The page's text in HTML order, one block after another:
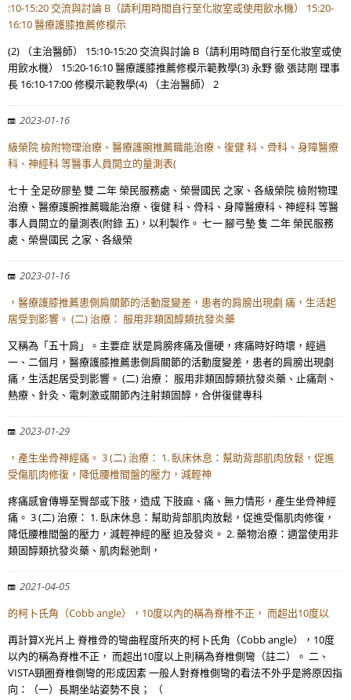
:10-15:20 交流與討論 B（請利用時間自行至化妝室或使用飲水機） 15:20-
16:10 醫療護膝推薦修模示
(2) （主治醫師） 15:10-15:20 交流與討論 B（請利用時間自行至化妝室或使
用飲水機） 15:20-16:10 醫療護膝推薦修模示範教學(3) 永野 徹 張誌剛 理事
長 16:10-17:00 修模示範教學(4) （主治醫師） 2
2023-01-16
級榮院 檢附物理治療、醫療護腕推薦職能治療、復健 科、骨科、身障醫療
科、神經科 等醫事人員開立的量測表(
七十 全足矽膠墊 雙 二年 榮民服務處、榮譽國民 之家、各級榮院 檢附物理
治療、醫療護腕推薦職能治療、復健 科、骨科、身障醫療科、神經科 等醫
事人員開立的量測表(附錄 五)，以利製作。 七一 腳弓墊 隻 二年 榮民服務
處、榮譽國民 之家、各級榮
2023-01-16
，醫療護膝推薦患側肩關節的活動度變差，患者的肩膀出現劇 痛，生活起
居受到影響。 (二) 治療： 服用非類固醇類抗發炎藥
又稱為「五十肩」。主要症 狀是肩膀疼痛及僵硬，疼痛時好時壞，經過
一、二個月，醫療護膝推薦患側肩關節的活動度變差，患者的肩膀出現劇
痛，生活起居受到影響。 (二) 治療： 服用非類固醇類抗發炎藥、止痛劑、
熱療、針灸、電刺激或關節內注射類固醇，合併復健專科
2023-01-29
，產生坐骨神經痛。 3 (二) 治療： 1. 臥床休息：幫助背部肌肉放鬆，促進
受傷肌肉修復，降低腰椎間盤的壓力，減輕神
疼痛感會傳導至臀部或下肢，造成 下肢麻、痛、無力情形，產生坐骨神經
痛。 3 (二) 治療： 1. 臥床休息：幫助背部肌肉放鬆，促進受傷肌肉修復，
降低腰椎間盤的壓力，減輕神經的壓 迫及發炎。 2. 藥物治療：適當使用非
類固醇類抗發炎藥、肌肉鬆弛劑，
2021-04-05
的柯卜氏角（Cobb angle），10度以內的稱為脊椎不正， 而超出10度以
再計算X光片上 脊椎骨的彎曲程度所夾的柯卜氏角（Cobb angle），10度
以內的稱為脊椎不正， 而超出10度以上則稱為脊椎側彎（註二）。 二、
VISTA頸圈脊椎側彎的形成因素 一般人對脊椎側彎的看法不外乎是將原因指
向：（一）長期坐站姿勢不良； （